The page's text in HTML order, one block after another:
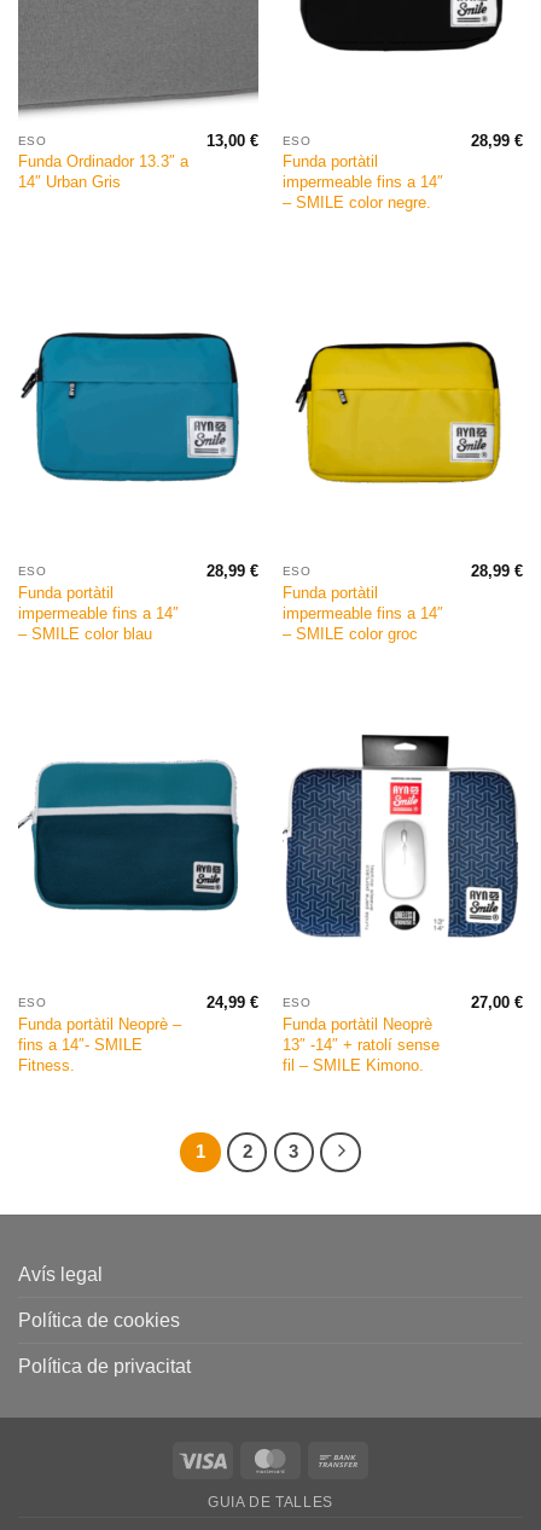
ESO
Funda Ordinador 13.3″ a
14″ Urban Gris
13,00€ ESO
Funda portàtil
impermeable fins a 14″
– SMILE color negre.
28,99€
ESO
Funda portàtil
impermeable fins a 14″
– SMILE color blau
28,99€ ESO
Funda portàtil
impermeable fins a 14″
– SMILE color groc
28,99€
ESO
Funda portàtil Neoprè –
fins a 14″- SMILE
Fitness.
24,99€ ESO
Funda portàtil Neoprè
13″ -14″ + ratolí sense
fil – SMILE Kimono.
27,00€
1 2 3
Avís legal
Política de cookies
Política de privacitat
Visa MasterCard
GUIA DE TALLES